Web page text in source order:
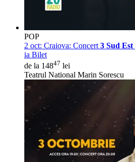
POP
2 oct: Craiova: Concert 3 Sud Est
ia Bilet
de la 14847 lei
Teatrul National Marin Sorescu